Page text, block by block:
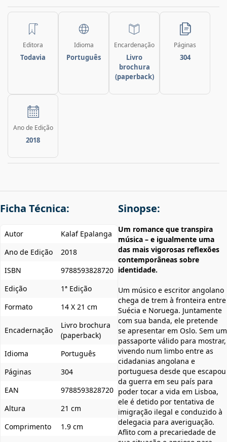
Editora
Todavia
Idioma
Português
Encardenação
Livro
brochura
(paperback)
Páginas
304
Ano de Edição
2018
Ficha Técnica:
Autor
Kalaf Epalanga
Ano de Edição
2018
ISBN
9788593828720
Edição
1ª Edição
Formato
14 X 21 cm
Encadernação
Livro brochura
(paperback)
Idioma
Português
Páginas
304
EAN
9788593828720
Altura
21 cm
Comprimento
1.9 cm
Sinopse:
Um romance que transpira
música – e igualmente uma
das mais vigorosas reflexões
contemporâneas sobre
identidade.
Um músico e escritor angolano
chega de trem à fronteira entre
Suécia e Noruega. Juntamente
com sua banda, ele pretende
se apresentar em Oslo. Sem um
passaporte válido para mostrar,
vivendo num limbo entre as
cidadanias angolana e
portuguesa desde que escapou
da guerra em seu país para
poder tocar a vida em Lisboa,
ele é detido por tentativa de
imigração ilegal e conduzido à
delegacia para averiguação.
Aflito com a precariedade de